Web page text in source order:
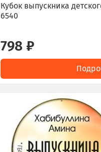
Кубок выпускника
6540
798 ₽